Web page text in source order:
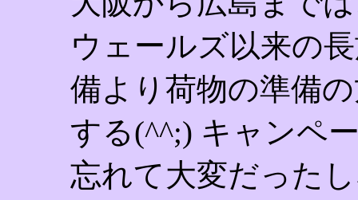
ウェールズ以来の
備より荷物の準備
する(^^;) キャンペ
忘れて大変だった